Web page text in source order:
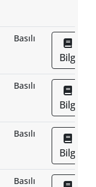
Basılı
Bilgi
Basılı
Bilgi
Basılı
Bilgi
Basılı